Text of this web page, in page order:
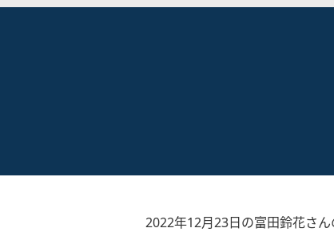
2022年12月23日の富田鈴花さ